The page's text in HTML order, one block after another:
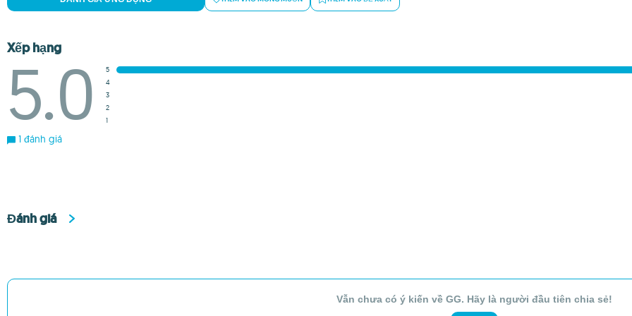
Xếp hạng
5.0
5
4
3
2
1
1 đánh giá
Đánh giá
Vẫn chưa có ý kiến về GG. Hãy là người đầu tiên chia sẻ!